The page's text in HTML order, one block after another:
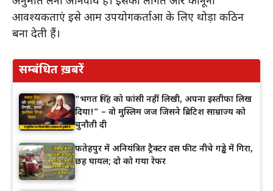
आवश्यकताएं इसे आम उपयोगकर्ताओं के लिए थोड़ा कठिन
बना देती हैं।
सम्बंधित ख़बरें
“भगत सिंह को फांसी नहीं लिखी, अपना इस्तीफा लिख
दिया!” – वो मुस्लिम जज जिसने ब्रिटिश साम्राज्य को
चुनौती दी
फतेहपुर में अनियंत्रित ट्रैक्टर दस फीट नीचे गड्ढे में गिरा,
छह घायल; दो को गया रेफर